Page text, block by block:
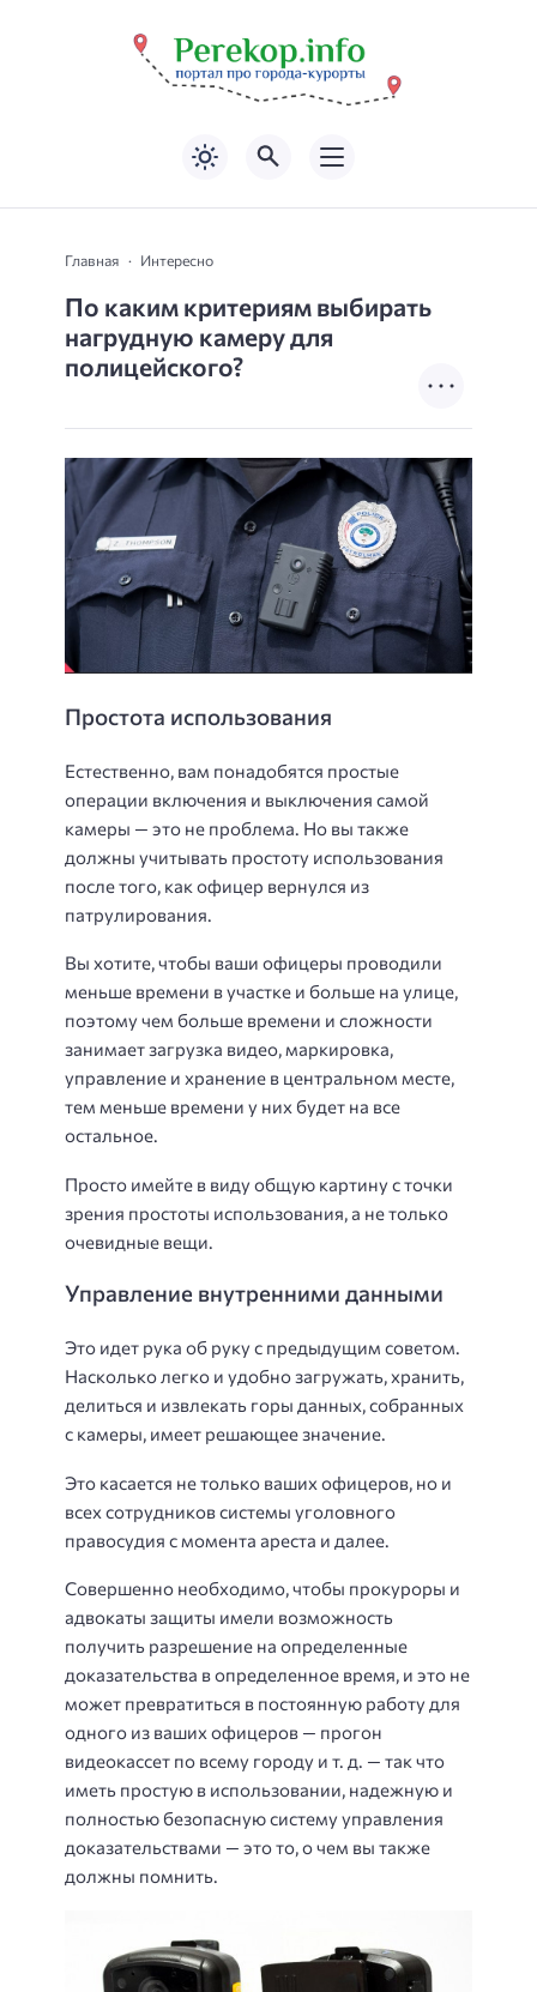
Главная Интересно
По каким критериям выбирать
нагрудную камеру для
полицейского?
Простота использования
Естественно, вам понадобятся простые
операции включения и выключения самой
камеры — это не проблема. Но вы также
должны учитывать простоту использования
после того, как офицер вернулся из
патрулирования.
Вы хотите, чтобы ваши офицеры проводили
меньше времени в участке и больше на улице,
поэтому чем больше времени и сложности
занимает загрузка видео, маркировка,
управление и хранение в центральном месте,
тем меньше времени у них будет на все
остальное.
Просто имейте в виду общую картину с точки
зрения простоты использования, а не только
очевидные вещи.
Управление внутренними данными
Это идет рука об руку с предыдущим советом.
Насколько легко и удобно загружать, хранить,
делиться и извлекать горы данных, собранных
с камеры, имеет решающее значение.
Это касается не только ваших офицеров, но и
всех сотрудников системы уголовного
правосудия с момента ареста и далее.
Совершенно необходимо, чтобы прокуроры и
адвокаты защиты имели возможность
получить разрешение на определенные
доказательства в определенное время, и это не
может превратиться в постоянную работу для
одного из ваших офицеров — прогон
видеокассет по всему городу и т. д. — так что
иметь простую в использовании, надежную и
полностью безопасную систему управления
доказательствами — это то, о чем вы также
должны помнить.